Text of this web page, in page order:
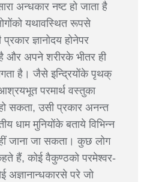
अन्धकार नष्ट हो जाता है
यथावस्थित रूपसे
ज्ञानोदय होनेपर
है और अपने शरीरके भीतर ही
है। जैसे इन्द्रियोंके पृथक्
परमार्थ वस्तुका
सकता, उसी प्रकार अनन्त
धाम मुनियोंके बताये विभिन्न
नहीं जाना जा सकता। कुछ लोग
हैं, कोई वैकुण्ठको परमेश्वर-
अज्ञानान्धकारसे परे जो